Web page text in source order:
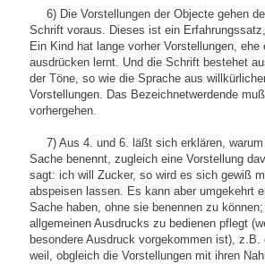
6) Die Vorstellungen der Objecte gehen
Schrift voraus. Dieses ist ein
Ein Kind hat lange vorher Vorstellungen,
ausdrücken lernt. Und die Schrift bestehet
der Töne, so wie die Sprache aus
Vorstellungen. Das Bezeichnetwerdende
vorhergehen.
7) Aus 4. und 6. läßt sich erklären,
Sache benennt, zugleich eine Vorstellung
sagt: ich will Zucker, so wird es sich gewiß
abspeisen lassen. Es kann aber umgekehrt
Sache haben, ohne sie benennen zu
allgemeinen Ausdrucks zu bedienen pflegt
besondere Ausdruck vorgekommen ist), z.B.
weil, obgleich die Vorstellungen mit ihren